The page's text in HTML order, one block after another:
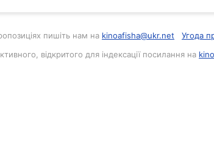
пишіть нам на kinoafisha@ukr.net
Угода
відкритого для індексації посилання на